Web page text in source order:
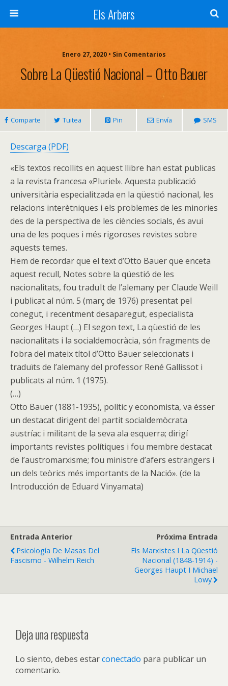
Els Arbers
Enero 27, 2020 • Sin Comentarios
Sobre La Qüestió Nacional – Otto Bauer
Comparte Tuitea Pin Envía SMS
Descarga (PDF)
«Els textos recollits en aquest llibre han estat publicas
a la revista francesa «Pluriel». Aquesta publicació
universitària especialitzada en la qüestió nacional, les
relacions interètniques i els problemes de les minories
des de la perspectiva de les ciències socials, és avui
una de les poques i més rigoroses revistes sobre
aquests temes.
Hem de recordar que el text d’Otto Bauer que enceta
aquest recull, Notes sobre la qüestió de les
nacionalitats, fou traduÏt de l’alemany per Claude Weill
i publicat al núm. 5 (març de 1976) presentat pel
conegut, i recentment desaparegut, especialista
Georges Haupt (…) El segon text, La qüestió de les
nacionalitats i la socialdemocràcia, són fragments de
l’obra del mateix títol d’Otto Bauer seleccionats i
traduïts de l’alemany del professor René Gallissot i
publicats al núm. 1 (1975).
(…)
Otto Bauer (1881-1935), polític y economista, va ésser
un destacat dirigent del partit socialdemòcrata
austríac i militant de la seva ala esquerra; dirigí
importants revistes polítiques i fou membre destacat
de l’austromarxisme; fou ministre d’afers estrangers i
un dels teòrics més importants de la Nació». (de la
Introducción de Eduard Vinyamata)
Entrada Anterior
Psicología De Masas Del
Fascismo - Wilhelm Reich
Próxima Entrada
Els Marxistes I La Qüestió
Nacional (1848-1914) -
Georges Haupt I Michael
Lowy
Deja una respuesta
Lo siento, debes estarconectado para publicar un
comentario.